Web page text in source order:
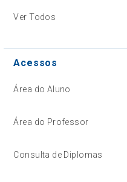
Ver Todos
Acessos
Área do Aluno
Área do Professor
Consulta de Diplomas